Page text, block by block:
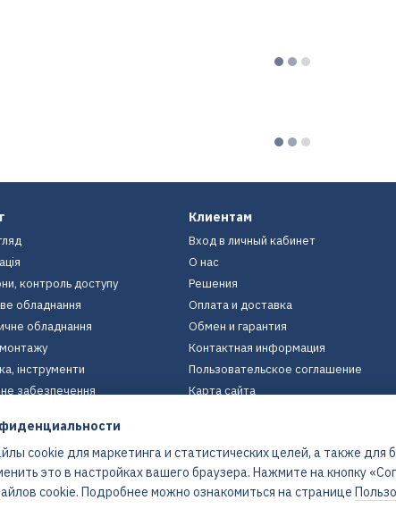
контроль доступу
обладнання
обладнання
інструменти
забезпечення
обладнання
Клиентам
Вход в личный кабинет
О нас
Решения
Оплата и доставка
Обмен и гарантия
Контактная информация
Пользовательское соглашение
Карта сайта
cookie для маркетинга и статистических целей, а также для
это в настройках вашего браузера. Нажмите на кнопку
cookie. Подробнее можно ознакомиться на странице